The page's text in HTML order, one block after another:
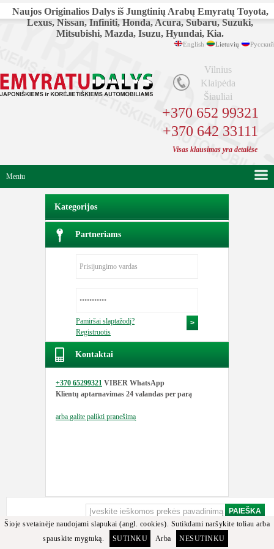
Naujos Originalios Dalys iš Jungtinių Arabų Emyratų Toyota,
Lexus, Nissan, Infiniti, Honda, Acura, Subaru, Suzuki,
Mitsubishi, Mazda, Isuzu, Hyundai, Kia.
English Lietuvių Русский
Vilnius
Klaipėda
Šiauliai
+370 652 99321
+370 642 33111
Visas klausimas yra detalėse
Meniu
Kategorijos
Partneriams
Pamiršai slaptažodį?
Registruotis
Kontaktai
+370 65299321 VIBER WhatsApp
Klientų aptarnavimas 24 valandas per parą
arba galite palikti pranešimą
Šioje svetainėje naudojami slapukai (angl. cookies). Sutikdami naršykite toliau arba
spauskite mygtuką.
SUTINKU Arba NESUTINKU